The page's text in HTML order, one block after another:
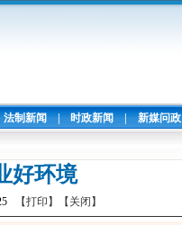
法制新闻 | 时政新闻 | 新媒问政
好环境
【打印】 【关闭】